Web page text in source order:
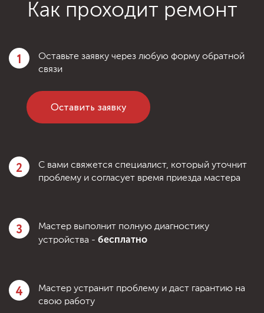
Как проходит ремонт
1
Оставьте заявку через любую форму обратной
связи
Оставить заявку
2
С вами свяжется специалист, который уточнит
проблему и согласует время приезда мастера
3
Мастер выполнит полную диагностику
устройства - бесплатно
4
Мастер устранит проблему и даст гарантию на
свою работу